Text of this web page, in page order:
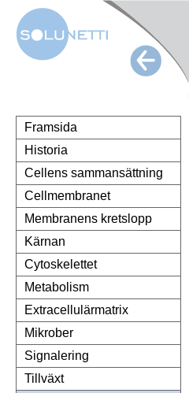
Framsida
Historia
Cellens sammansättning
Cellmembranet
Membranens kretslopp
Kärnan
Cytoskelettet
Metabolism
Extracellulärmatrix
Mikrober
Signalering
Tillväxt